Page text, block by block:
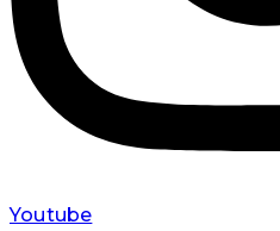
Youtube